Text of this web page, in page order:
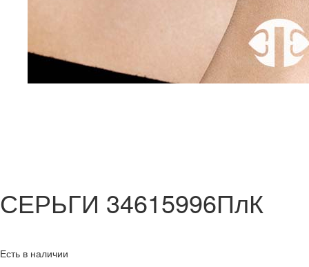
СЕРЬГИ 34615996ПлК
Есть в наличии